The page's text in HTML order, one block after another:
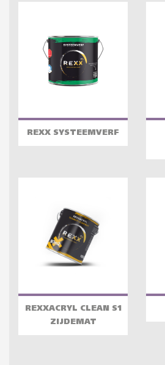
REXX SYSTEEMVERF
REXXACRYL CLEAN S1
ZIJDEMAT